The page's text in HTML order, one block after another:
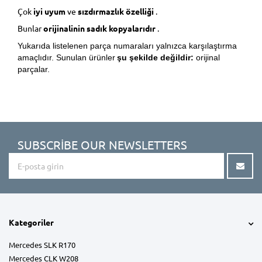
Çok iyi uyumve sızdırmazlık özelliği .
Bunlarorijinalinin sadık kopyalarıdır .
Yukarıda listelenen parça numaraları yalnızca karşılaştırma
amaçlıdır. Sunulan ürünlerşu şekilde değildir: orijinal
parçalar.
SUBSCRIBE OUR NEWSLETTERS
Kategoriler
Mercedes SLK R170
Mercedes CLK W208